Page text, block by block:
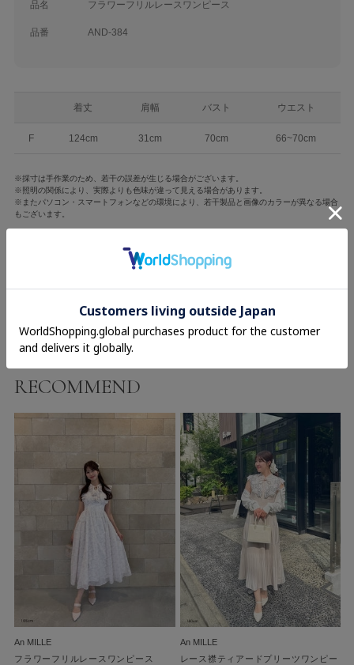
品名 フラワーフリルレースワンピース
品番 AND-384
着丈 肩幅 バスト ウエスト
F 124cm 31cm 70cm 66~70cm
※採寸は手作業のため、若干の誤差が生じる場合がございます。
※照明の関係により、実際よりも色味が違って見える場合があります。
※またパソコン・スマートフォンなどの環境により、若干製品と画像のカラーが異なる場合
もございます。
RECOMMEND
An MILLE
フラワーフリルレースワンピース
An MILLE
レース襟ティアードプリーツワンピー